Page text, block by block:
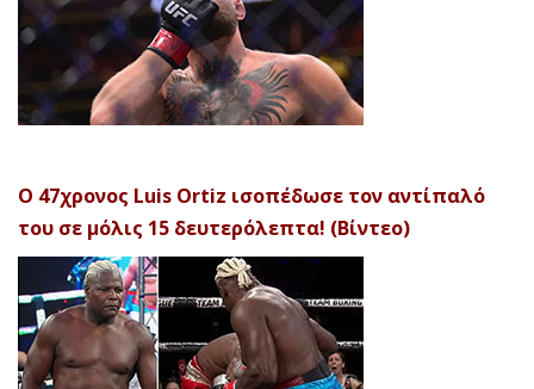
Ο 47χρονος Luis Ortiz ισοπέδωσε τον αντίπαλό
του σε μόλις 15 δευτερόλεπτα! (Βίντεο)